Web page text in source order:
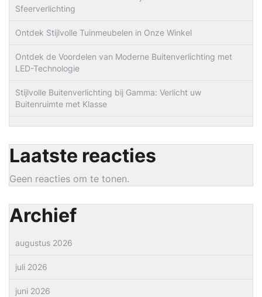
Sfeerverlichting
Ontdek Stijlvolle Tuinmeubelen in Onze Winkel
Ontdek de Voordelen van Moderne Buitenverlichting met
LED-Technologie
Stijlvolle Buitenverlichting bij Gamma: Verlicht uw
Buitenruimte met Klasse
Laatste reacties
Geen reacties om te tonen.
Archief
augustus 2026
juli 2026
juni 2026